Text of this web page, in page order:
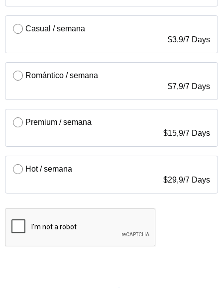
Casual / semana
$3,9/7 Days
Romántico / semana
$7,9/7 Days
Premium / semana
$15,9/7 Days
Hot / semana
$29,9/7 Days